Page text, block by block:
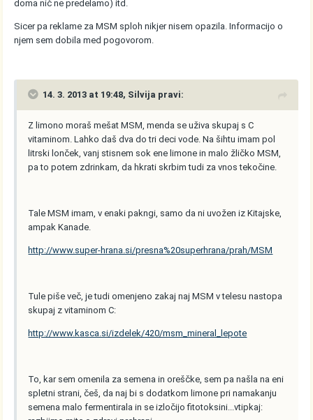
doma nič ne predelamo) itd.
Sicer pa reklame za MSM sploh nikjer nisem opazila. Informacijo o
njem sem dobila med pogovorom.
14. 3. 2013 at 19:48, Silvija pravi:
Z limono moraš mešat MSM, menda se uživa skupaj s C
vitaminom. Lahko daš dva do tri deci vode. Na šihtu imam pol
litrski lonček, vanj stisnem sok ene limone in malo žličko MSM,
pa to potem zdrinkam, da hkrati skrbim tudi za vnos tekočine.
Tale MSM imam, v enaki pakngi, samo da ni uvožen iz Kitajske,
ampak Kanade.
http://www.super-hrana.si/presna%20superhrana/prah/MSM
Tule piše več, je tudi omenjeno zakaj naj MSM v telesu nastopa
skupaj z vitaminom C:
http://www.kasca.si/izdelek/420/msm_mineral_lepote
To, kar sem omenila za semena in oreščke, sem pa našla na eni
spletni strani, češ, da naj bi s dodatkom limone pri namakanju
semena malo fermentirala in se izločijo fitotoksini...vtipkaj: